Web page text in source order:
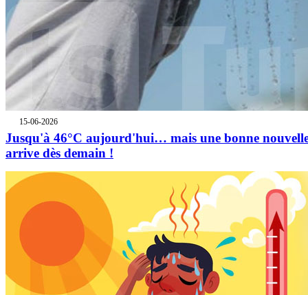
15-06-2026
Jusqu'à 46°C aujourd'hui… mais une bonne
arrive dès demain !